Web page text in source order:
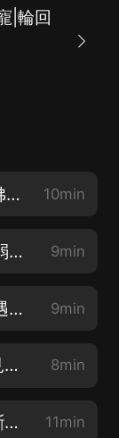
|輪回
兜兜轉轉還是愛上你 第 01集 與佛打賭 10min
兜兜轉轉還是愛上你 第 02集 病弱的顧家子 9min
兜兜轉轉還是愛上你 第 03集 偶遇秦始皇 9min
兜兜轉轉還是愛上你 第04集 初見盧生 8min
兜兜轉轉還是愛上你 第05集 診斷病情 11min